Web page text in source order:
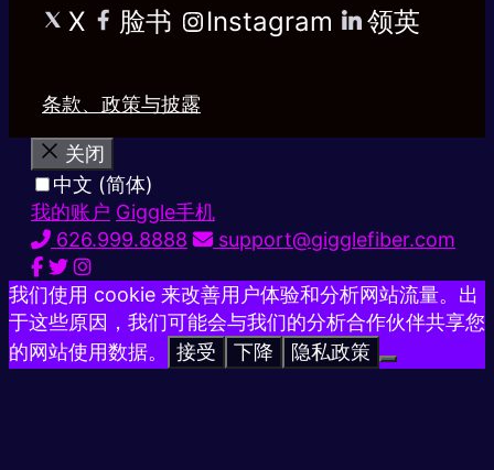
X 脸书 Instagram 领英
条款、政策与披露
关闭
中文 (简体)
我的账户 Giggle手机
626.999.8888
support@gigglefiber.com
我们使用 cookie 来改善用户体验和分析网站流量。出
于这些原因，我们可能会与我们的分析合作伙伴共享您
的网站使用数据。
接受 下降 隐私政策